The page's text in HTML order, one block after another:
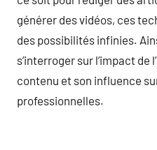
générer des vidéos, ces
des possibilités infinies.
s’interroger sur l’impact de
contenu et son influence
professionnelles.